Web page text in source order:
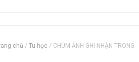
chủ / Tu học / CHÙM ẢNH GHI NHẬN TRONG